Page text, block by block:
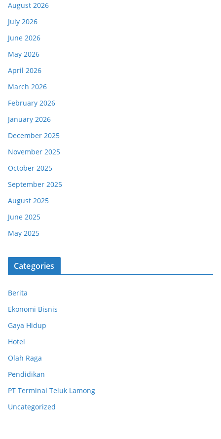
August 2026
July 2026
June 2026
May 2026
April 2026
March 2026
February 2026
January 2026
December 2025
November 2025
October 2025
September 2025
August 2025
June 2025
May 2025
Categories
Berita
Ekonomi Bisnis
Gaya Hidup
Hotel
Olah Raga
Pendidikan
PT Terminal Teluk Lamong
Uncategorized